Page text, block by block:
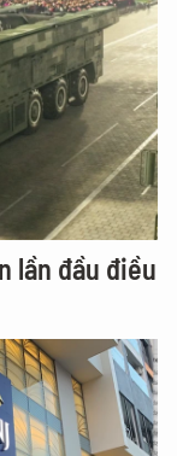
lần đầu điều